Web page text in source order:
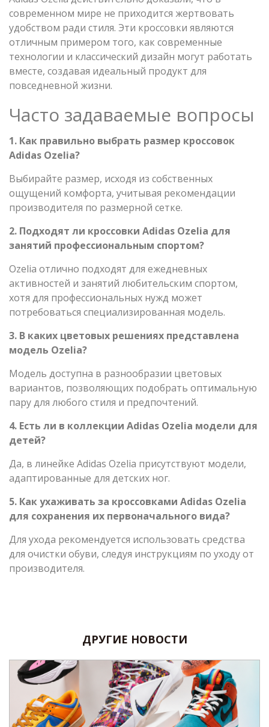
современном мире не приходится жертвовать
удобством ради стиля. Эти кроссовки являются
отличным примером того, как современные
технологии и классический дизайн могут работать
вместе, создавая идеальный продукт для
повседневной жизни.
Часто задаваемые вопросы
1. Как правильно выбрать размер кроссовок
Adidas Ozelia?
Выбирайте размер, исходя из собственных
ощущений комфорта, учитывая рекомендации
производителя по размерной сетке.
2. Подходят ли кроссовки Adidas Ozelia для
занятий профессиональным спортом?
Ozelia отлично подходят для ежедневных
активностей и занятий любительским спортом,
хотя для профессиональных нужд может
потребоваться специализированная модель.
3. В каких цветовых решениях представлена
модель Ozelia?
Модель доступна в разнообразии цветовых
вариантов, позволяющих подобрать оптимальную
пару для любого стиля и предпочтений.
4. Есть ли в коллекции Adidas Ozelia модели для
детей?
Да, в линейке Adidas Ozelia присутствуют модели,
адаптированные для детских ног.
5. Как ухаживать за кроссовками Adidas Ozelia
для сохранения их первоначального вида?
Для ухода рекомендуется использовать средства
для очистки обуви, следуя инструкциям по уходу от
производителя.
ДРУГИЕ НОВОСТИ